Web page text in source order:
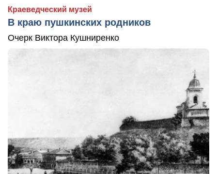
Краеведческий музей
В краю пушкинских родников
Очерк Виктора Кушниренко